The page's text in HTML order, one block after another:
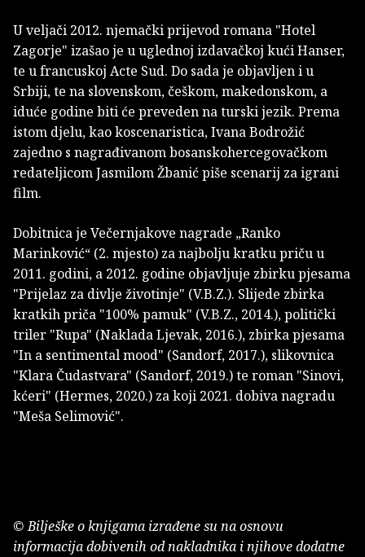
U veljači 2012. njemački prijevod romana "Hotel
Zagorje" izašao je u uglednoj izdavačkoj kući Hanser,
te u francuskoj Acte Sud. Do sada je objavljen i u
Srbiji, te na slovenskom, češkom, makedonskom, a
iduće godine biti će preveden na turski jezik. Prema
istom djelu, kao koscenaristica, Ivana Bodrožić
zajedno s nagrađivanom bosanskohercegovačkom
redateljicom Jasmilom Žbanić piše scenarij za igrani
film.
Dobitnica je Večernjakove nagrade „Ranko
Marinković“ (2. mjesto) za najbolju kratku priču u
2011. godini, a 2012. godine objavljuje zbirku pjesama
"Prijelaz za divlje životinje" (V.B.Z.). Slijede zbirka
kratkih priča "100% pamuk" (V.B.Z., 2014.), politički
triler "Rupa" (Naklada Ljevak, 2016.), zbirka pjesama
"In a sentimental mood" (Sandorf, 2017.), slikovnica
"Klara Čudastvara" (Sandorf, 2019.) te roman "Sinovi,
kćeri" (Hermes, 2020.) za koji 2021. dobiva nagradu
"Meša Selimović".
© Bilješke o knjigama izrađene su na osnovu
informacija dobivenih od nakladnika i njihove dodatne